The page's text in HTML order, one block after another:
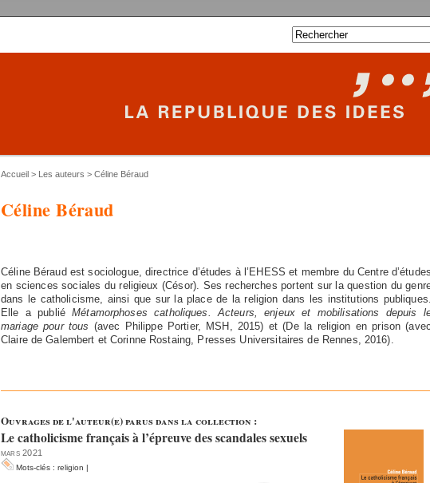
Accueil > Les auteurs > Céline Béraud
Céline Béraud
Céline Béraud est sociologue, directrice d’études à l’EHESS et membre du Centre d’études
en sciences sociales du religieux (Césor). Ses recherches portent sur la question du
dans le catholicisme, ainsi que sur la place de la religion dans les institutions publiques.
Elle a publiéMétamorphoses catholiques. Acteurs, enjeux et mobilisations depuis
mariage pour tous (avec Philippe Portier, MSH, 2015) et (De la religion en prison (avec
Claire de Galembert et Corinne Rostaing, Presses Universitaires de Rennes, 2016).
Ouvrages de l'auteur(e) parus dans la collection :
Le catholicisme français à l’épreuve des scandales sexuels
mars 2021
Mots-clés : religion |